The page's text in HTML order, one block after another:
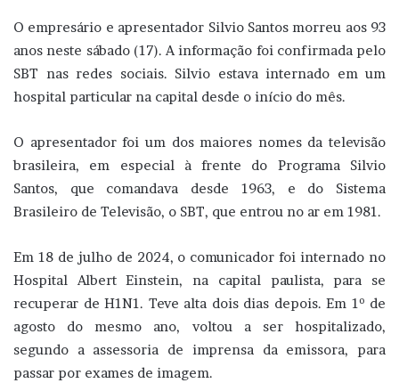
O empresário e apresentador Silvio Santos morreu aos 93
anos neste sábado (17). A informação foi confirmada pelo
SBT nas redes sociais. Silvio estava internado em um
hospital particular na capital desde o início do mês.
O apresentador foi um dos maiores nomes da televisão
brasileira, em especial à frente do Programa Silvio
Santos, que comandava desde 1963, e do Sistema
Brasileiro de Televisão, o SBT, que entrou no ar em 1981.
Em 18 de julho de 2024, o comunicador foi internado no
Hospital Albert Einstein, na capital paulista, para se
recuperar de H1N1. Teve alta dois dias depois. Em 1º de
agosto do mesmo ano, voltou a ser hospitalizado,
segundo a assessoria de imprensa da emissora, para
passar por exames de imagem.